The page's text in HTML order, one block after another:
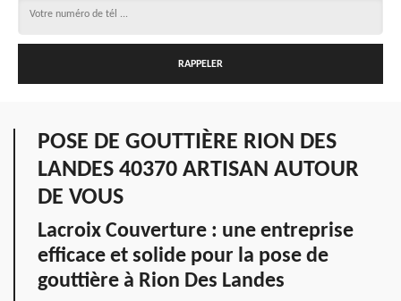
POSE DE GOUTTIÈRE RION DES
LANDES 40370 ARTISAN AUTOUR
DE VOUS
Lacroix Couverture : une entreprise
efficace et solide pour la pose de
gouttière à Rion Des Landes